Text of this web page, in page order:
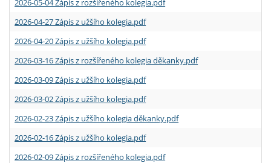
2026-04-27 Zápis z užšího kolegia.pdf
2026-04-20 Zápis z užšího kolegia.pdf
2026-03-16 Zápis z rozšířeného kolegia děkanky.pdf
2026-03-09 Zápis z užšího kolegia.pdf
2026-03-02 Zápis z užšího kolegia.pdf
2026-02-23 Zápis z užšího kolegia děkanky.pdf
2026-02-16 Zápis z užšího kolegia.pdf
2026-02-09 Zápis z rozšířeného kolegia.pdf